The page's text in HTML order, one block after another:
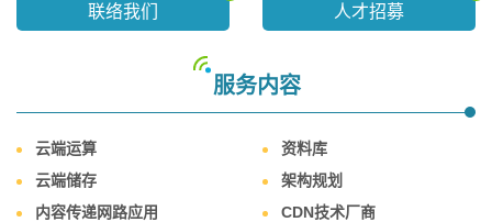
联络我们 人才招募
服务内容
云端运算
资料库
云端储存
架构规划
内容传递网路应用
CDN技术厂商